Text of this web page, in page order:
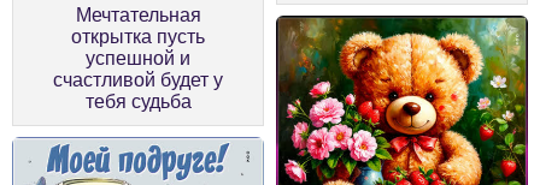
Мечтательная
открытка пусть
успешной и
счастливой будет у
тебя судьба